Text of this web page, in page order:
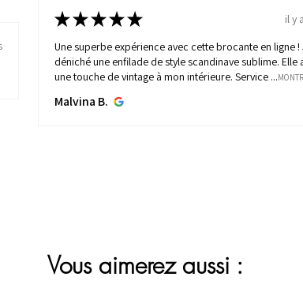
★ ★ ★ ★ ★
Service au top
Vous aimerez aussi :